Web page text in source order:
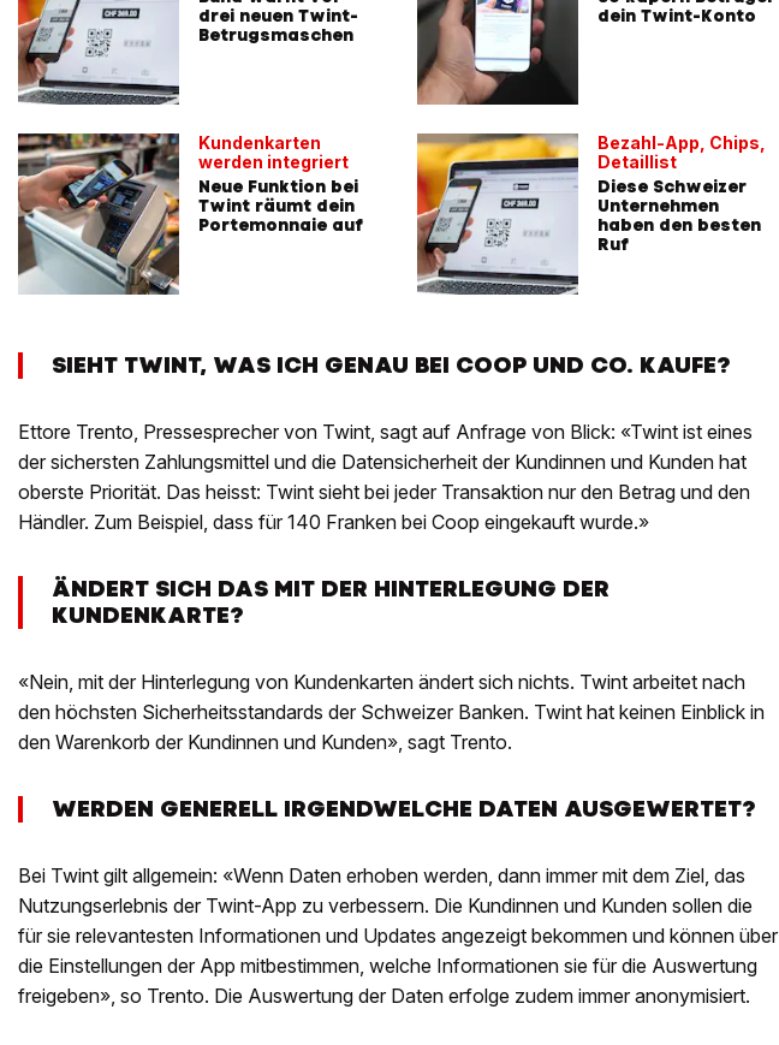
drei neuen Twint-
Betrugsmaschen
Kundenkarten
werden integriert
Neue Funktion bei
Twint räumt dein
Portemonnaie auf
dein Twint-Konto
Bezahl-App, Chips,
Detaillist
Diese Schweizer
Unternehmen
haben den besten
Ruf
SIEHT TWINT, WAS ICH GENAU BEI COOP UND CO. KAUFE?
Ettore Trento, Pressesprecher von Twint, sagt auf Anfrage von Blick: «Twint ist eines
der sichersten Zahlungsmittel und die Datensicherheit der Kundinnen und Kunden hat
oberste Priorität. Das heisst: Twint sieht bei jeder Transaktion nur den Betrag und den
Händler. Zum Beispiel, dass für 140 Franken bei Coop eingekauft wurde.»
ÄNDERT SICH DAS MIT DER HINTERLEGUNG DER
KUNDENKARTE?
«Nein, mit der Hinterlegung von Kundenkarten ändert sich nichts. Twint arbeitet nach
den höchsten Sicherheitsstandards der Schweizer Banken. Twint hat keinen Einblick in
den Warenkorb der Kundinnen und Kunden», sagt Trento.
WERDEN GENERELL IRGENDWELCHE DATEN AUSGEWERTET?
Bei Twint gilt allgemein: «Wenn Daten erhoben werden, dann immer mit dem Ziel, das
Nutzungserlebnis der Twint-App zu verbessern. Die Kundinnen und Kunden sollen die
für sie relevantesten Informationen und Updates angezeigt bekommen und können über
die Einstellungen der App mitbestimmen, welche Informationen sie für die Auswertung
freigeben», so Trento. Die Auswertung der Daten erfolge zudem immer anonymisiert.